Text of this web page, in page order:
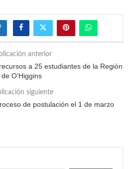
anterior
a 25 estudiantes de la Región
de O’Higgins
siguiente
de postulación el 1 de marzo